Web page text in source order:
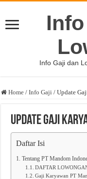
Info Gaji dan
Home / Info Gaji / Update
Update Gaji
Daftar Isi
Tentang PT Mandom
DAFTAR
Gaji Karyawan PT